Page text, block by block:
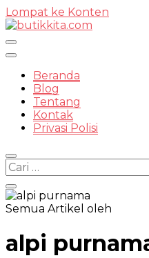
Lompat ke Konten
Beranda
Blog
Tentang
Kontak
Privasi Polisi
Cari
untuk:
Semua Artikel oleh
alpi